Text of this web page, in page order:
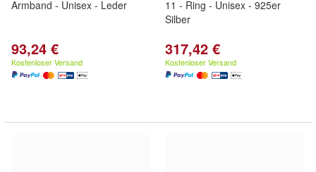
Armband - Unisex - Leder
93,24 €
Kostenloser Versand
11 - Ring - Unisex - 925er
Silber
317,42 €
Kostenloser Versand